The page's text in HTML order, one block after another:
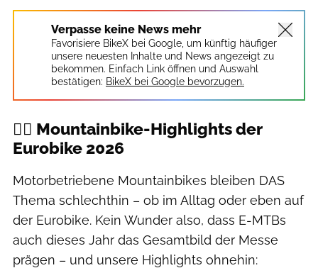
Verpasse keine News mehr
Favorisiere BikeX bei Google, um künftig häufiger
unsere neuesten Inhalte und News angezeigt zu
bekommen. Einfach Link öffnen und Auswahl
bestätigen: BikeX bei Google bevorzugen.
🚵‍♂️ Mountainbike-Highlights der
Eurobike 2026
Motorbetriebene Mountainbikes bleiben DAS
Thema schlechthin – ob im Alltag oder eben auf
der Eurobike. Kein Wunder also, dass E-MTBs
auch dieses Jahr das Gesamtbild der Messe
prägen – und unsere Highlights ohnehin: